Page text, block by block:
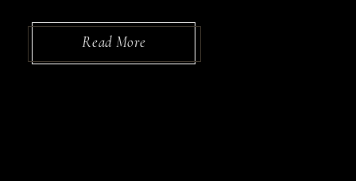
Read More